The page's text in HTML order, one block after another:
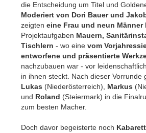
die Entscheidung um Titel und
Moderiert von Dori Bauer und
zeigten eine Frau und neun Männer
Projektaufgaben Mauern,
Tischlern - wo eine vom
entworfene und präsentierte
nachzubauen war - vor
in ihnen steckt. Nach dieser Vorrunde
Lukas (Niederösterreich), Markus
und Roland (Steiermark) in die
zum besten Macher.
Doch davor begeisterte noch